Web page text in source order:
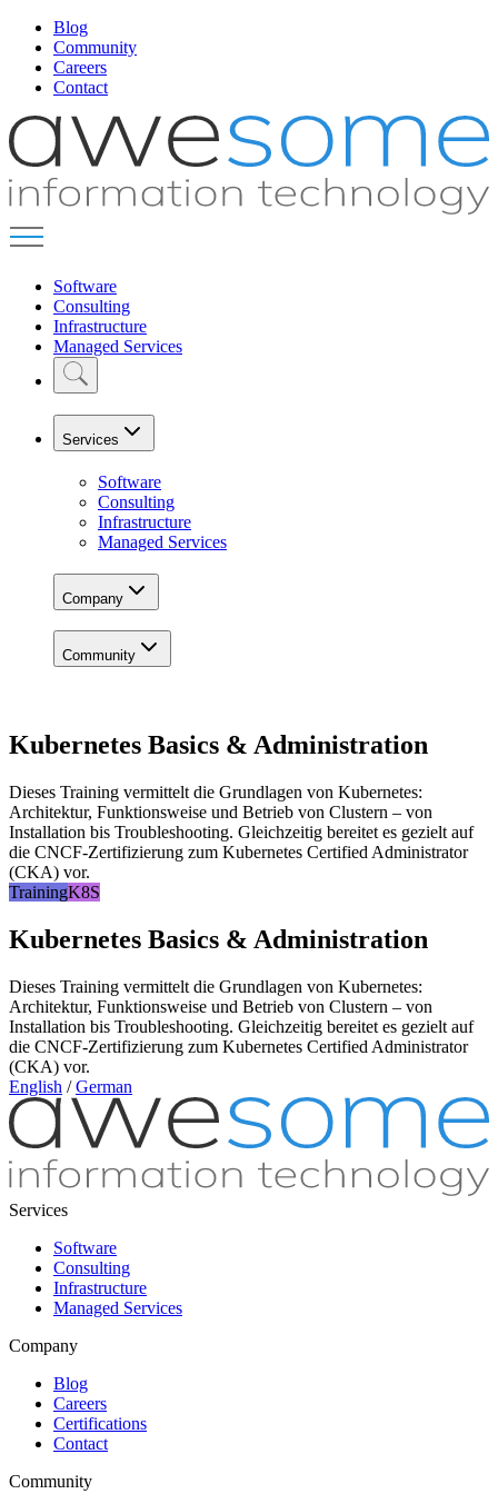
Blog
Community
Careers
Contact
Software
Consulting
Infrastructure
Managed Services
Services
Software
Consulting
Infrastructure
Managed Services
Company
Community
Kubernetes Basics & Administration
Dieses Training vermittelt die Grundlagen von Kubernetes:
Architektur, Funktionsweise und Betrieb von Clustern – von
Installation bis Troubleshooting. Gleichzeitig bereitet es gezielt auf
die CNCF-Zertifizierung zum Kubernetes Certified Administrator
(CKA) vor.
TrainingK8S
Kubernetes Basics & Administration
Dieses Training vermittelt die Grundlagen von Kubernetes:
Architektur, Funktionsweise und Betrieb von Clustern – von
Installation bis Troubleshooting. Gleichzeitig bereitet es gezielt auf
die CNCF-Zertifizierung zum Kubernetes Certified Administrator
(CKA) vor.
English /German
Services
Software
Consulting
Infrastructure
Managed Services
Company
Blog
Careers
Certifications
Contact
Community